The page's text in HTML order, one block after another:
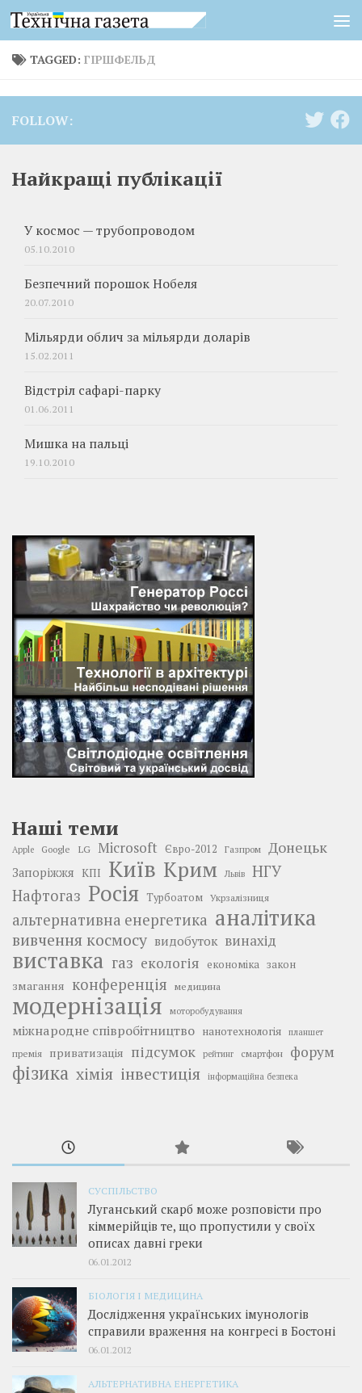
Skip to content
TAGGED: ГІРШФЕЛЬД
FOLLOW:
Найкращі публікації
У космос — трубопроводом
05.10.2010
Безпечний порошок Нобеля
20.07.2010
Мільярди облич за мільярди доларів
15.02.2011
Відстріл сафарі-парку
01.06.2011
Мишка на пальці
19.10.2010
Наші теми
Apple Google LG Microsoft Євро-2012 Газпром Донецьк
Запоріжжя КПІ Київ Крим Львів
НГУ
Нафтогаз Росія Турбоатом Укрзалізниця
альтернативна енергетика аналітика
вивчення космосу видобуток винахід
виставка газ екологія економіка закон
змагання конференція медицина
модернізація моторобудування
міжнародне співробітництво нанотехнологія планшет
премія приватизація підсумок рейтинг смартфон форум
фізика хімія інвестиція інформаційна безпека
СУСПІЛЬСТВО
Луганський скарб може розповісти про
кіммерійців те, що пропустили у своїх
описах давні греки
06.01.2012
БІОЛОГІЯ І МЕДИЦИНА
Дослідження українських імунологів
справили враження на конгресі в Бостоні
06.01.2012
АЛЬТЕРНАТИВНА ЕНЕРГЕТИКА